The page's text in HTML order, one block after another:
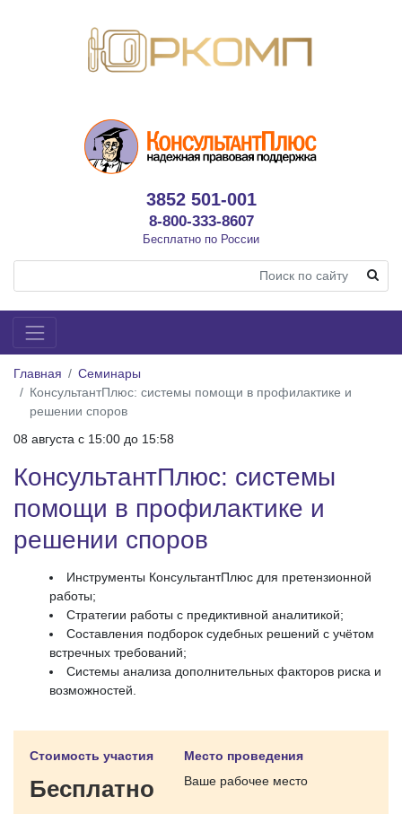
3852 501-001
8-800-333-8607
Бесплатно по России
Главная
Семинары
КонсультантПлюс: системы помощи в профилактике и
решении споров
08 августа c 15:00 до 15:58
КонсультантПлюс: системы
помощи в профилактике и
решении споров
Инструменты КонсультантПлюс для претензионной
работы;
Стратегии работы с предиктивной аналитикой;
Составления подборок судебных решений с учётом
встречных требований;
Системы анализа дополнительных факторов риска и
возможностей.
Стоимость участия
Бесплатно
Место проведения
Ваше рабочее место